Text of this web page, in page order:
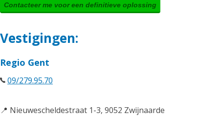
Contacteer me voor een definitieve oplossing
Vestigingen:
Regio Gent
09/279.95.70
📍 Nieuwescheldestraat 1-3, 9052 Zwijnaarde